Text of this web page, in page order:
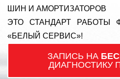
ШИН И АМОРТИЗАТОРОВ
ЭТО СТАНДАРТ РАБОТЫ
«БЕЛЫЙ СЕРВИС»!
ЗАПИСЬ НА
ДИАГНОСТИКУ